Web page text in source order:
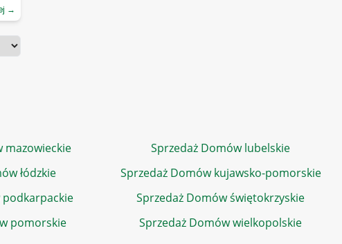
→
mazowieckie
Sprzedaż Domów lubelskie
łódzkie
Sprzedaż Domów kujawsko-pomorskie
podkarpackie
Sprzedaż Domów świętokrzyskie
pomorskie Sprzedaż Domów wielkopolskie